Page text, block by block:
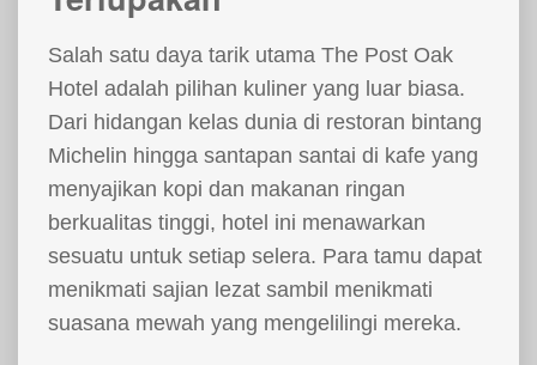
Salah satu daya tarik utama The Post Oak
Hotel adalah pilihan kuliner yang luar biasa.
Dari hidangan kelas dunia di restoran bintang
Michelin hingga santapan santai di kafe yang
menyajikan kopi dan makanan ringan
berkualitas tinggi, hotel ini menawarkan
sesuatu untuk setiap selera. Para tamu dapat
menikmati sajian lezat sambil menikmati
suasana mewah yang mengelilingi mereka.